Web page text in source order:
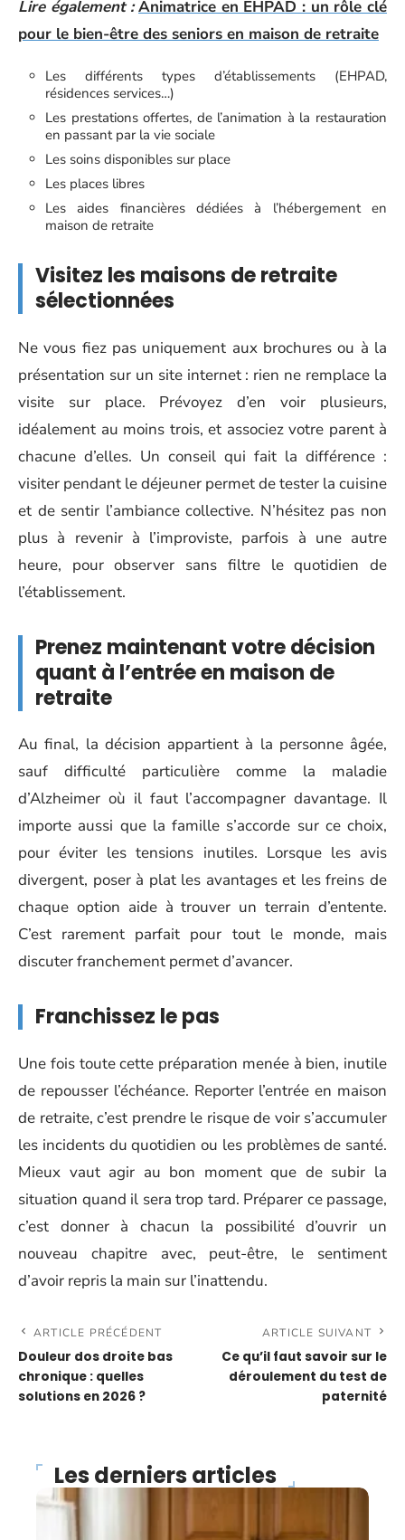
Lire également : Animatrice en EHPAD : un rôle clé
pour le bien-être des seniors en maison de retraite
Les différents types d’établissements (EHPAD,
résidences services…)
Les prestations offertes, de l’animation à la restauration
en passant par la vie sociale
Les soins disponibles sur place
Les places libres
Les aides financières dédiées à l’hébergement en
maison de retraite
Visitez les maisons de retraite
sélectionnées
Ne vous fiez pas uniquement aux brochures ou à la
présentation sur un site internet : rien ne remplace la
visite sur place. Prévoyez d’en voir plusieurs,
idéalement au moins trois, et associez votre parent à
chacune d’elles. Un conseil qui fait la différence :
visiter pendant le déjeuner permet de tester la cuisine
et de sentir l’ambiance collective. N’hésitez pas non
plus à revenir à l’improviste, parfois à une autre
heure, pour observer sans filtre le quotidien de
l’établissement.
Prenez maintenant votre décision
quant à l’entrée en maison de
retraite
Au final, la décision appartient à la personne âgée,
sauf difficulté particulière comme la maladie
d’Alzheimer où il faut l’accompagner davantage. Il
importe aussi que la famille s’accorde sur ce choix,
pour éviter les tensions inutiles. Lorsque les avis
divergent, poser à plat les avantages et les freins de
chaque option aide à trouver un terrain d’entente.
C’est rarement parfait pour tout le monde, mais
discuter franchement permet d’avancer.
Franchissez le pas
Une fois toute cette préparation menée à bien, inutile
de repousser l’échéance. Reporter l’entrée en maison
de retraite, c’est prendre le risque de voir s’accumuler
les incidents du quotidien ou les problèmes de santé.
Mieux vaut agir au bon moment que de subir la
situation quand il sera trop tard. Préparer ce passage,
c’est donner à chacun la possibilité d’ouvrir un
nouveau chapitre avec, peut-être, le sentiment
d’avoir repris la main sur l’inattendu.
ARTICLE PRÉCÉDENT
Douleur dos droite bas
chronique : quelles
solutions en 2026 ?
ARTICLE SUIVANT
Ce qu’il faut savoir sur le
déroulement du test de
paternité
Les derniers articles